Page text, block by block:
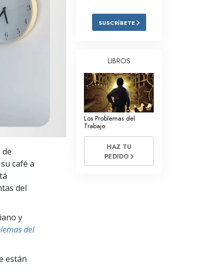
Respuestas a las Drogas
La Causa de la Supresión
Investigaciones
Los Fundamentos de la Organización
Los Fundamentos de las Relaciones
café a
del
y
del
están
SUSCRÍBETE
LIBROS
Los Problemas del
Trabajo
HAZ TU
PEDIDO